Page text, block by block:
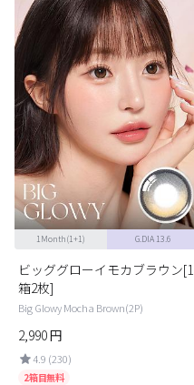
1Month(1+1) G.DIA 13.6
ビッググローイモカブラウン[1
箱2枚]
Big Glowy Mocha Brown(2P)
2,990円
4.9 (230)
2箱目無料